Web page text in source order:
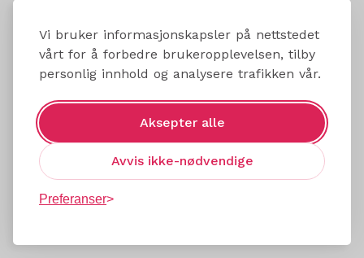
Vi bruker informasjonskapsler på nettstedet
vårt for å forbedre brukeropplevelsen, tilby
personlig innhold og analysere trafikken vår.
Aksepter alle
Avvis ikke-nødvendige
Preferanser